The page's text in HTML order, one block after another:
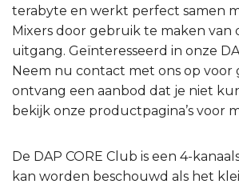
terabyte en werkt perfect samen
Mixers door gebruik te maken van
uitgang. Geïnteresseerd in onze
Neem nu contact met ons op voor
ontvang een aanbod dat je niet
bekijk onze productpagina’s voor
De DAP CORE Club is een 4-
kan worden beschouwd als het